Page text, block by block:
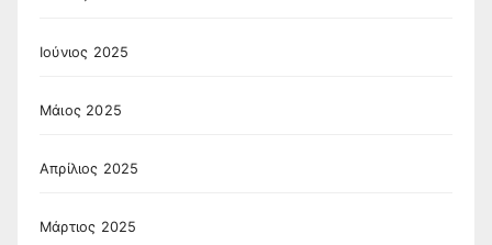
Ιούνιος 2025
Μάιος 2025
Απρίλιος 2025
Μάρτιος 2025